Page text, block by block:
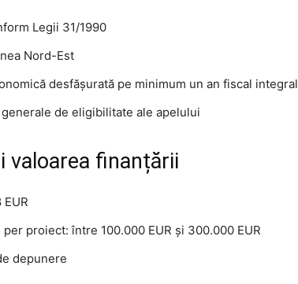
Legii 31/1990
Nord-Est
desfășurată pe minimum un an fiscal integral
de eligibilitate ale apelului
valoarea finanțării
proiect: între 100.000 EUR și 300.000 EUR
depunere